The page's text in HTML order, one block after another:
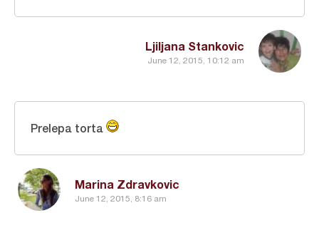
Ljiljana Stankovic
June 12, 2015, 10:12 am
Marina Zdravkovic
June 12, 2015, 8:16 am
Prelepa torta